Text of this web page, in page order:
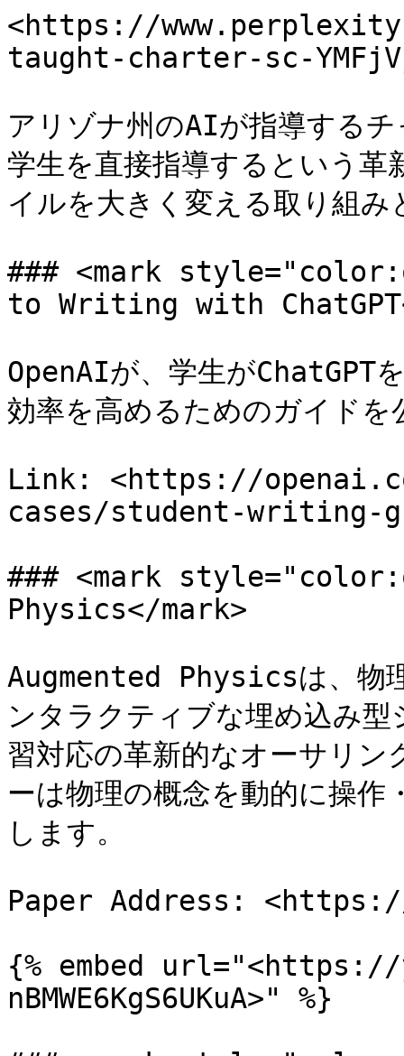
<https://
taught-charter-sc-
アリゾナ州のAIが指導する
学生を直接指導するという革
イルを大きく変える取り組
### <mark
to Writing with
OpenAIが、学生がChatGPT
効率を高めるためのガイドを
Link: <https://
cases/student-writing-
### <mark
Physics</mark>
Augmented Physicsは、物
ンタラクティブな埋め込み
習対応の革新的なオーサリ
ーは物理の概念を動的に操作
します。
Paper Address:
{% embed url="<https://
nBMWE6KgS6UKuA>" %}